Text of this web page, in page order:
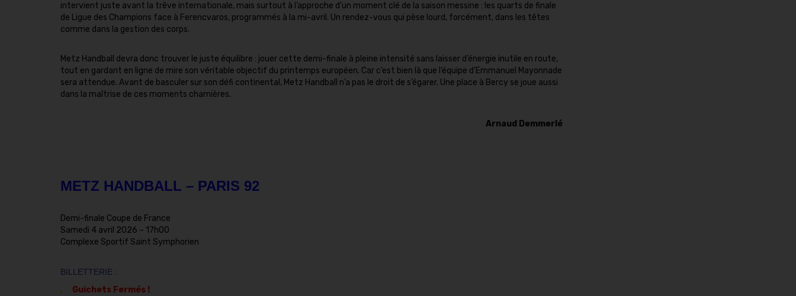
intervient juste avant la trêve internationale, mais surtout à l’approche d’un moment clé de la saison messine : les quarts de finale
de Ligue des Champions face à Ferencvaros, programmés à la mi-avril. Un rendez-vous qui pèse lourd, forcément, dans les têtes
comme dans la gestion des corps.
Metz Handball devra donc trouver le juste équilibre : jouer cette demi-finale à pleine intensité sans laisser d’énergie inutile en route,
tout en gardant en ligne de mire son véritable objectif du printemps européen. Car c’est bien là que l’équipe d’Emmanuel Mayonnade
sera attendue. Avant de basculer sur son défi continental, Metz Handball n’a pas le droit de s’égarer. Une place à Bercy se joue aussi
dans la maîtrise de ces moments charnières.
Arnaud Demmerlé
METZ HANDBALL – PARIS 92
Demi-finale Coupe de France
Samedi 4 avril 2026 – 17h00
Complexe Sportif Saint Symphorien
BILLETTERIE :
Guichets Fermés !